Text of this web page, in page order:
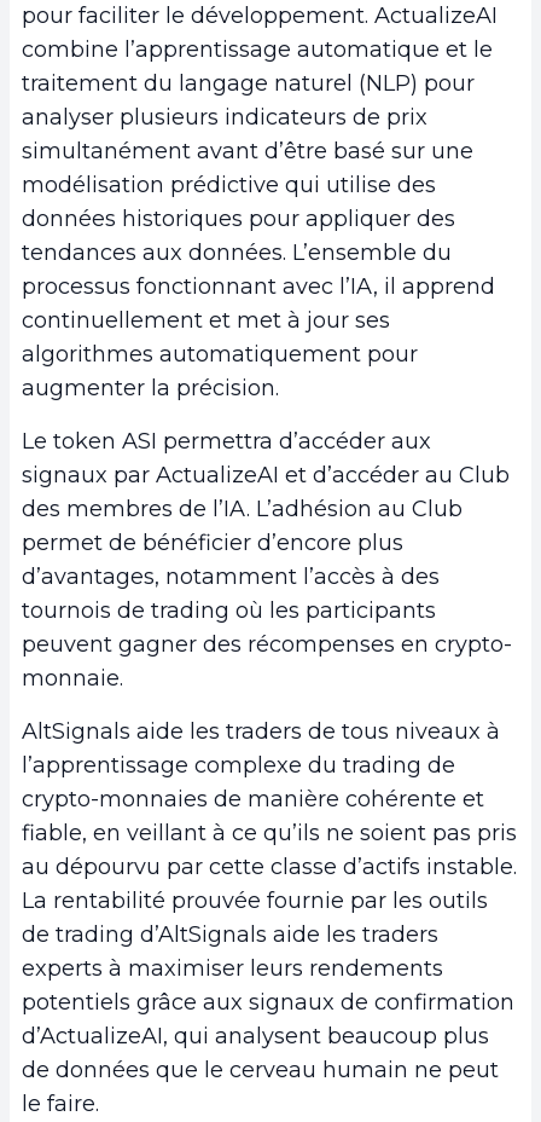
pour faciliter le développement. ActualizeAI
combine l’apprentissage automatique et le
traitement du langage naturel (NLP) pour
analyser plusieurs indicateurs de prix
simultanément avant d’être basé sur une
modélisation prédictive qui utilise des
données historiques pour appliquer des
tendances aux données. L’ensemble du
processus fonctionnant avec l’IA, il apprend
continuellement et met à jour ses
algorithmes automatiquement pour
augmenter la précision.
Le token ASI permettra d’accéder aux
signaux par ActualizeAI et d’accéder au Club
des membres de l’IA. L’adhésion au Club
permet de bénéficier d’encore plus
d’avantages, notamment l’accès à des
tournois de trading où les participants
peuvent gagner des récompenses en crypto-
monnaie.
AltSignals aide les traders de tous niveaux à
l’apprentissage complexe du trading de
crypto-monnaies de manière cohérente et
fiable, en veillant à ce qu’ils ne soient pas pris
au dépourvu par cette classe d’actifs instable.
La rentabilité prouvée fournie par les outils
de trading d’AltSignals aide les traders
experts à maximiser leurs rendements
potentiels grâce aux signaux de confirmation
d’ActualizeAI, qui analysent beaucoup plus
de données que le cerveau humain ne peut
le faire.